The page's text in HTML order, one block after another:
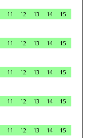
11 12 13 14
15
11 12 13 14
15
11 12 13 14
15
11 12 13 14
15
11 12 13 14
15